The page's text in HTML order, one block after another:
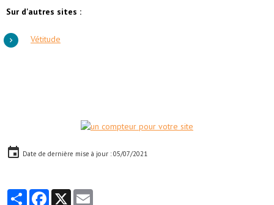
Sur d'autres sites :
Vétitude
Date de dernière mise à jour : 05/07/2021
PartagerFacebook
X